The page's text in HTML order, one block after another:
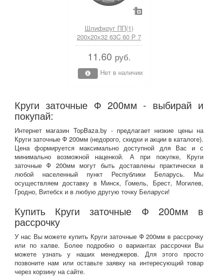
Шлифкруг ПП(1)
200х20х32 63C 60 P 7
V 35 (200 20 32 63С 60
P 7 V 35)
(LUGAABRASIV)
11.60 руб.
Нет в наличии
Круги заточные Ф 200мм - выбирай и
покупай:
Интернет магазин TopBaza.by - предлагает низкие цены на
Круги заточные Ф 200мм (недорого, скидки и акции в каталоге).
Цена формируется максимально доступной для Вас и с
минимально возможной наценкой. А при покупке, Круги
заточные Ф 200мм могут быть доставлены практически в
любой населенный пункт Республики Беларусь. Мы
осуществляем доставку в Минск, Гомель, Брест, Могилев,
Гродно, Витебск и в любую другую точку Беларуси!
Купить Круги заточные Ф 200мм в
рассрочку
У нас Вы можете купить Круги заточные Ф 200мм в рассрочку
или по халве. Более подробно о вариантах рассрочки Вы
можете узнать у наших менеджеров. Для этого просто
позвоните нам или оставьте заявку на интересующий товар
через корзину на сайте.